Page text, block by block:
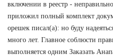
включении в реестр -
приложил полный комплект
орешек писал(а): но буду
много лет. Главное соблюсти
выполняется одним Заказать